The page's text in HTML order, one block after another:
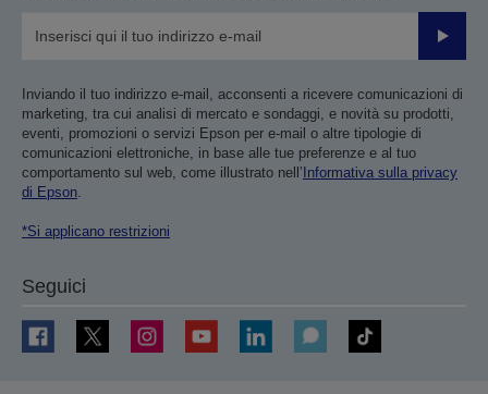
Invia
Inviando il tuo indirizzo e-mail, acconsenti a ricevere comunicazioni di
marketing, tra cui analisi di mercato e sondaggi, e novità su prodotti,
eventi, promozioni o servizi Epson per e-mail o altre tipologie di
comunicazioni elettroniche, in base alle tue preferenze e al tuo
comportamento sul web, come illustrato nell’ Informativa sulla privacy
di Epson.
*Si applicano restrizioni
Seguici